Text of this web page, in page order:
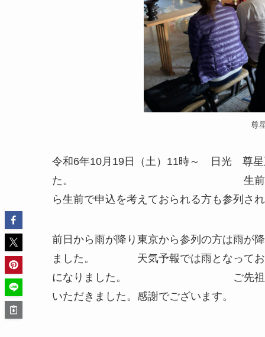
尊
令和6年10月19日（土）11時～ 日光 尊星
た。 生前でお骨仏様・さく
ら生前で申込を考えておられる方も参列さ
前日から雨が降り東京から参列の方は雨が
ました。 天気予報では雨となっており
になりました。 ご先祖様は参列
いただきました。感謝でご